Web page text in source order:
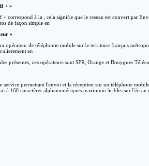
+ »
+ correspond à la , cela signifie que le reseau est couvert par
de façon simple en
»
opérateur de téléphonie mobile sur le territoire français
en .
présentes, ces opérateurs sont SFR, Orange et Bouygues
service permettant l'envoi et la réception sur un téléphone
à 160 caractères alphanumériques maximum lisibles sur